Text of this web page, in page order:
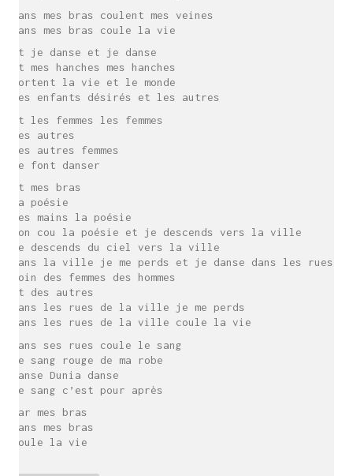
Dans mes bras coulent mes veines
Dans mes bras coule la vie
Et je danse et je danse
Et mes hanches mes hanches
Portent la vie et le monde
Les enfants désirés et les autres
Et les femmes les femmes
Les autres
Les autres femmes
Me font danser
Et mes bras
La poésie
Mes mains la poésie
Mon cou la poésie et je descends vers la ville
Je descends du ciel vers la ville
Dans la ville je me perds et je danse dans les rues
Loin des femmes des hommes
Et des autres
Dans les rues de la ville je me perds
Dans les rues de la ville coule la vie
Dans ses rues coule le sang
Le sang rouge de ma robe
Danse Dunia danse
Le sang c’est pour après
Car mes bras
Dans mes bras
Coule la vie